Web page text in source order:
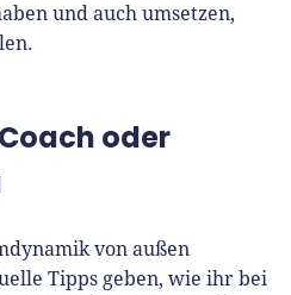
und auch umsetzen,
oder
von außen
Tipps geben, wie ihr bei